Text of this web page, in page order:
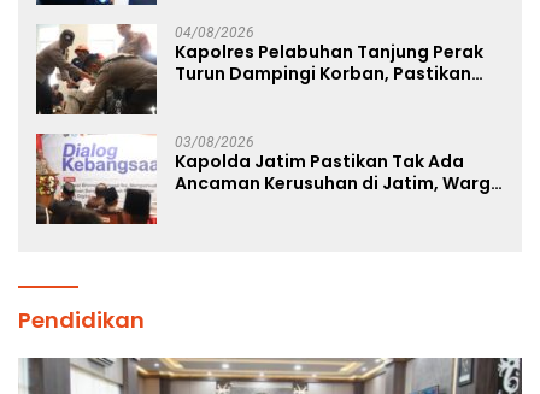
04/08/2026
Kapolres Pelabuhan Tanjung Perak
Turun Dampingi Korban, Pastikan
03/08/2026
Kapolda Jatim Pastikan Tak Ada
Ancaman Kerusuhan di Jatim, Warga
Pendidikan